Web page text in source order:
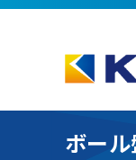
ボー